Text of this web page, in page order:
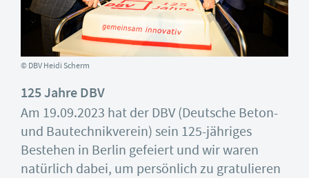
© DBV Heidi Scherm
125 Jahre DBV
Am 19.09.2023 hat der DBV (Deutsche Beton-
und Bautechnikverein) sein 125-jähriges
Bestehen in Berlin gefeiert und wir waren
natürlich dabei, um persönlich zu gratulieren